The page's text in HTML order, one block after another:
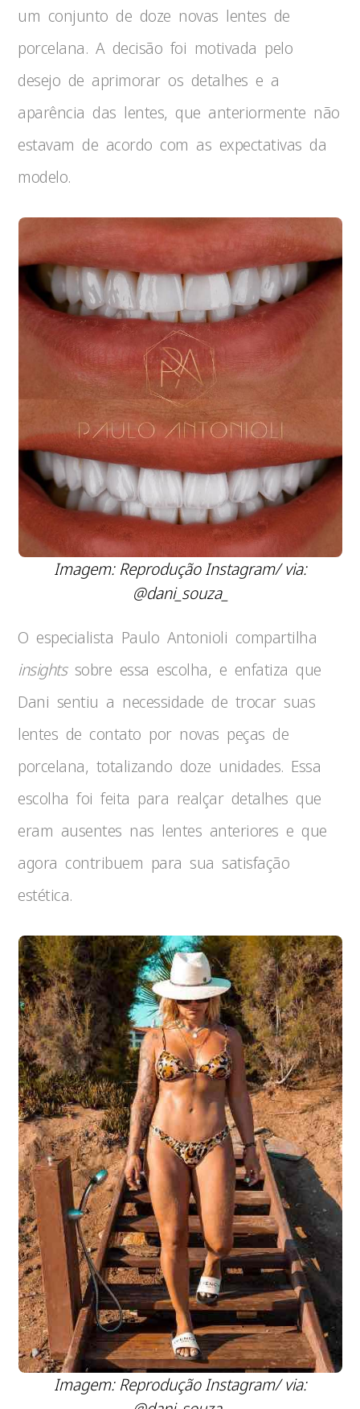
um conjunto de doze novas lentes de
porcelana. A decisão foi motivada pelo
desejo de aprimorar os detalhes e a
aparência das lentes, que anteriormente não
estavam de acordo com as expectativas da
modelo.
Imagem: Reprodução Instagram/ via:
@dani_souza_
O especialista Paulo Antonioli compartilha
insightssobre essa escolha, e enfatiza que
Dani sentiu a necessidade de trocar suas
lentes de contato por novas peças de
porcelana, totalizando doze unidades. Essa
escolha foi feita para realçar detalhes que
eram ausentes nas lentes anteriores e que
agora contribuem para sua satisfação
estética.
Imagem: Reprodução Instagram/ via: